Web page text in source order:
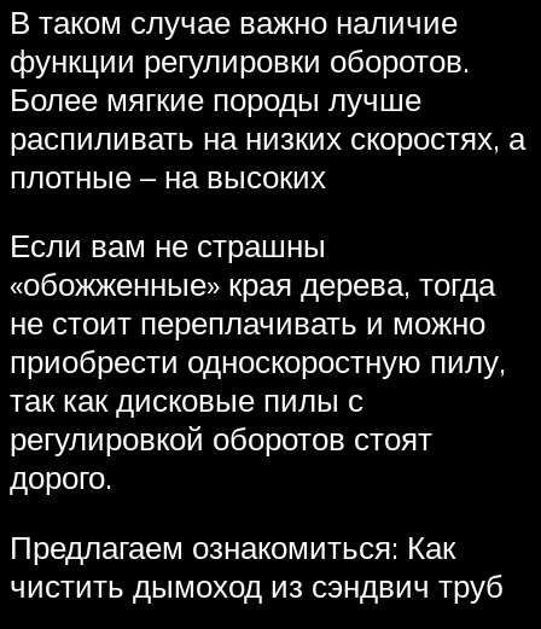
В таком случае важно наличие
функции регулировки оборотов.
Более мягкие породы лучше
распиливать на низких скоростях, а
плотные – на высоких
Если вам не страшны
«обожженные» края дерева, тогда
не стоит переплачивать и можно
приобрести односкоростную пилу,
так как дисковые пилы с
регулировкой оборотов стоят
дорого .
Предлагаем ознакомиться: Как
чистить дымоход из сэндвич труб